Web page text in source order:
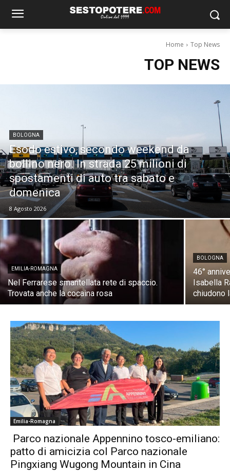
Home Top News
TOP NEWS
BOLOGNA
Esodo estivo, secondo weekend da
bollino nero. In strada 25 milioni di
spostamenti di auto tra sabato e
domenica
8 Agosto 2026
EMILIA-ROMAGNA
Nel Ferrarese smantellata rete di spaccio.
Trovata anche la cocaina rosa
BOLOGNA
46°
Isabella
chiudono
Emilia-Romagna
Parco nazionale Appennino tosco-emiliano:
patto di amicizia col Parco nazionale
Pingxiang Wugong Mountain in Cina